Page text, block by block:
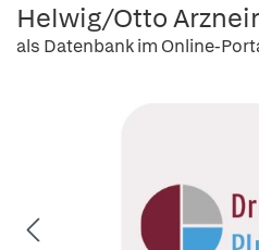
Helwig/Otto
als Datenbank im Online-